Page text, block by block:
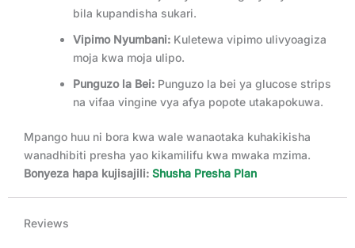
bila kupandisha sukari.
Vipimo Nyumbani: Kuletewa vipimo ulivyoagiza
moja kwa moja ulipo.
Punguzo la Bei: Punguzo la bei ya glucose strips
na vifaa vingine vya afya popote utakapokuwa.
Mpango huu ni bora kwa wale wanaotaka kuhakikisha
wanadhibiti presha yao kikamilifu kwa mwaka mzima.
Bonyeza hapa kujisajili: Shusha Presha Plan
Reviews